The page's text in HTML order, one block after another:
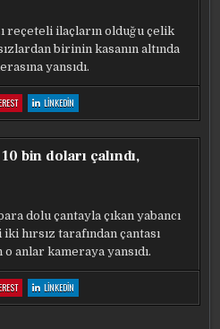
reçeteli ilaçların olduğu çelik
birinin kasanın altında
yansıdı.
:
İSTANBUL’DA
HIRSIZ,
ÇALIŞTIĞI
ALTINDA
KALDI
LINKEDIN
İSTANBUL’DA
HIRSIZ,
ÇALIŞTIĞI
ALTINDA
KALDI
bin doları çalındı,
dolu çantayla çıkan yabancı
hırsız tarafından çantası
anlar kameraya yansıdı.
:
FATIH’TE
10
LINKEDIN
FATIH’TE
10